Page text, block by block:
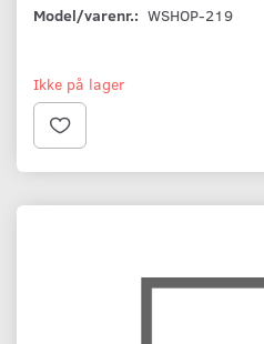
Model/varenr.: WSHOP-219
Ikke på lager